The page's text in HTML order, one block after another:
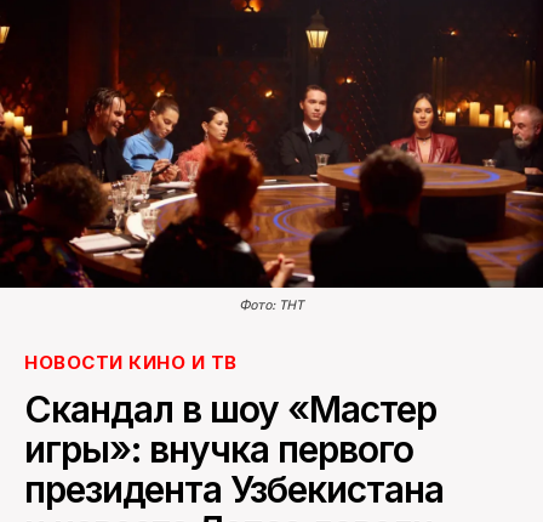
ПОИСК ПО САЙТУ
Фото: ТНТ
НОВОСТИ КИНО И ТВ
Скандал в шоу «Мастер
игры»: внучка первого
президента Узбекистана